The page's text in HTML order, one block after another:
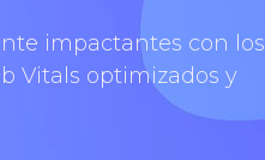
impactantes con los
Vitals optimizados y